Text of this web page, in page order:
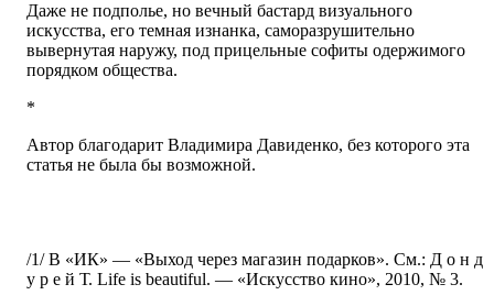
Даже не подполье, но вечный бастард визуального
искусства, его темная изнанка, саморазрушительно
вывернутая наружу, под прицельные софиты одержимого
порядком общества.
*
Автор благодарит Владимира Давиденко, без которого эта
статья не была бы возможной.
/1/ В «ИК» — «Выход через магазин подарков». См.: Д о н д
у р е й Т. Life is beautiful. — «Искусство кино», 2010, № 3.